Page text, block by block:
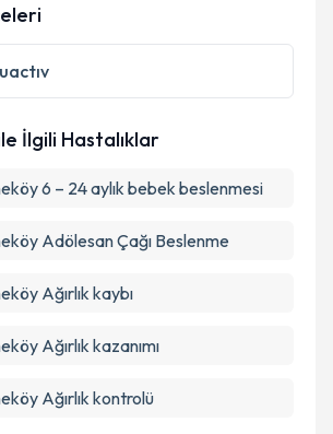
işlenmesine ilişkinAydınlatma
okudum ve kişisel verilerimin belirtilen
işlenmesini kabul ediyorum.
Takvim Talebini Gönder
İlgili Hastalıklar
6 – 24 aylık bebek beslenmesi
Adölesan Çağı Beslenme
Ağırlık kaybı
Ağırlık kazanımı
Ağırlık kontrolü